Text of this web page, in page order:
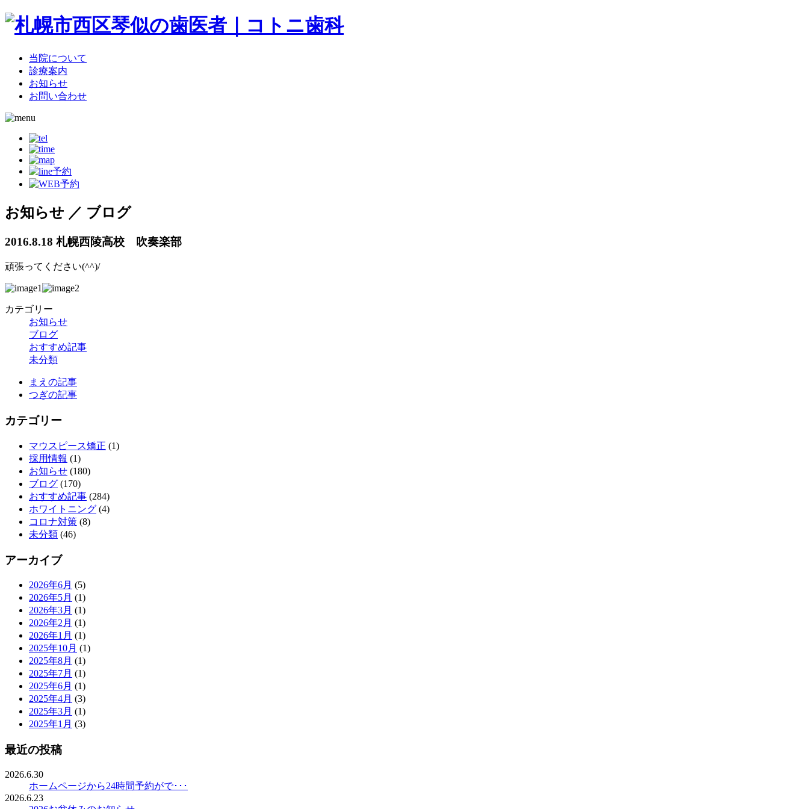
当院について
診療案内
お知らせ
お問い合わせ
お知らせ ／ ブログ
2016.8.18 札幌西陵高校 吹奏楽部
頑張ってください(^^)/
カテゴリー
お知らせ
ブログ
おすすめ記事
未分類
まえの記事
つぎの記事
カテゴリー
マウスピース矯正 (1)
採用情報 (1)
お知らせ (180)
ブログ (170)
おすすめ記事 (284)
ホワイトニング (4)
コロナ対策 (8)
未分類 (46)
アーカイブ
2026年6月 (5)
2026年5月 (1)
2026年3月 (1)
2026年2月 (1)
2026年1月 (1)
2025年10月 (1)
2025年8月 (1)
2025年7月 (1)
2025年6月 (1)
2025年4月 (3)
2025年3月 (1)
2025年1月 (3)
最近の投稿
2026.6.30
ホームページから24時間予約がで･･･
2026.6.23